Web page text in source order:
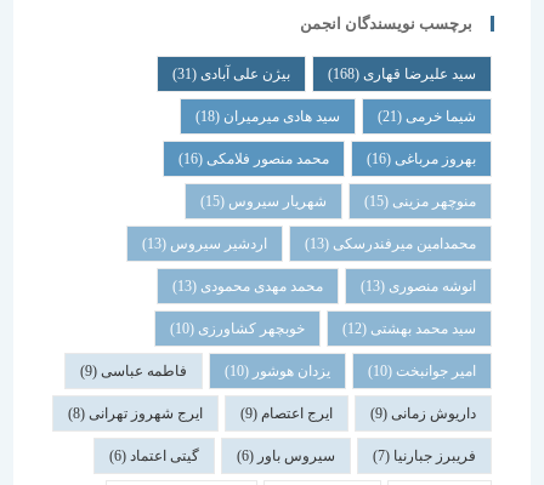
برچسب نویسندگان انجمن
سید علیرضا قهاری(168) بیژن علی آبادی(31)
شیما خرمی(21) سید هادی میرمیران(18)
بهروز مرباغی (16) محمد منصور فلامکی (16)
منوچهر مزینی(15) شهریار سیروس(15)
محمدامین میرفندرسکی(13) اردشیر سیروس(13)
انوشه منصوری(13) محمد مهدی محمودی(13)
سید محمد بهشتی(12) خوبچهر کشاورزی(10)
امیر جوانبخت(10) یزدان هوشور(10) فاطمه عباسی(9)
داریوش زمانی(9) ایرج اعتصام(9) ایرج شهروز تهرانی(8)
فریبرز جبارنیا(7) سیروس باور(6) گیتی اعتماد(6)